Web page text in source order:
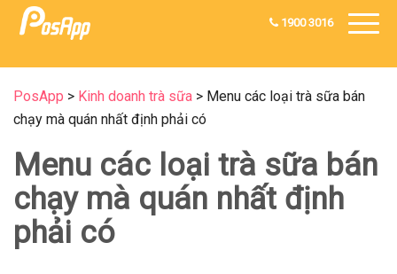
1900 3016
PosApp > Kinh doanh trà sữa > Menu các loại trà sữa bán
chạy mà quán nhất định phải có
Menu các loại trà sữa bán
chạy mà quán nhất định
phải có